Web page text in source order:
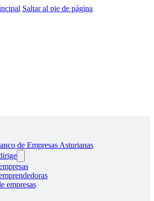
Saltar al pie de página
de Empresas Asturianas
empresas